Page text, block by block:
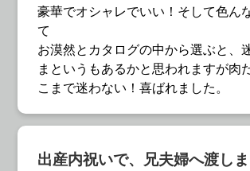
豪華でオシャレでいい！そして色ん
て
お漠然とカタログの中から選ぶと、
まというもあるかと思われますが肉
こまで迷わない！喜ばれました。
出産内祝いで、兄夫婦へ渡しま